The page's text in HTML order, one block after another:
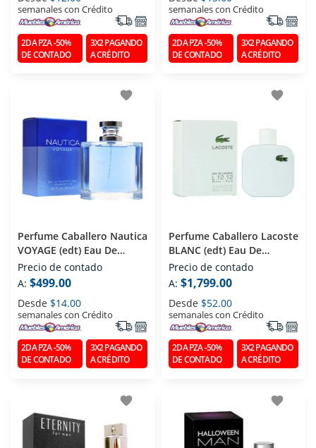
semanales con Crédito
2DA PZA -50%
DE CONTADO
3X2 PAGANDO
A CRÉDITO
semanales con Crédito
2DA PZA -50%
DE CONTADO
3X2 PAGANDO
A CRÉDITO
favorite
Perfume Caballero Nautica
VOYAGE (edt) Eau De
Toilette 100 Ml
Precio de contado
A: $499.00
Desde $14.00
semanales con Crédito
2DA PZA -50%
DE CONTADO
3X2 PAGANDO
A CRÉDITO
favorite
Perfume Caballero Lacoste
BLANC (edt) Eau De
Toilette 100 Ml
Precio de contado
A: $1,799.00
Desde $52.00
semanales con Crédito
2DA PZA -50%
DE CONTADO
3X2 PAGANDO
A CRÉDITO
favorite favorite